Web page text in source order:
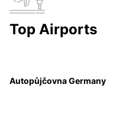
Top Airports
Autopůjčovna Germany